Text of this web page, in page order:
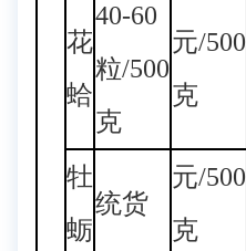
花
蛤
40-60
粒/500
克
元/500
克
牡
蛎
统货
元/500
克